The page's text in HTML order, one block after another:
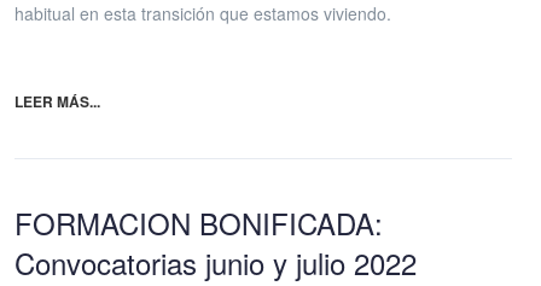
habitual en esta transición que estamos viviendo.
LEER MÁS...
FORMACION BONIFICADA:
Convocatorias junio y julio 2022